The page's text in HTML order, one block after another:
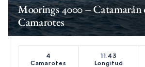
Moorings 4000 – Catamarán
Camarotes
4
Camarotes
11.43
Longitud